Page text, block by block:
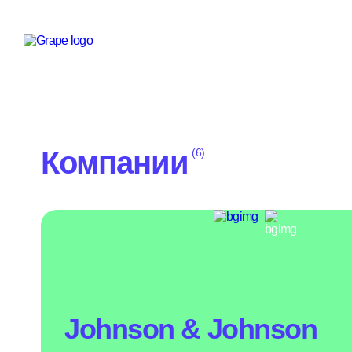
Компании (6)
Johnson & Johnson